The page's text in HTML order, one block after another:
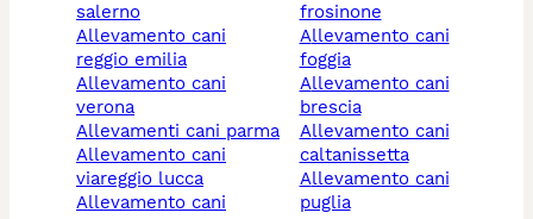
salerno
allevamento cani
reggio emilia
allevamento cani
verona
allevamenti cani parma
allevamento cani
viareggio lucca
allevamento cani
frosinone
allevamento cani
foggia
allevamento cani
brescia
allevamento cani
caltanissetta
allevamento cani
puglia